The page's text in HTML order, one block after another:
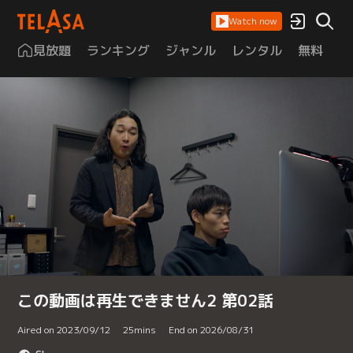
Watch now
見放題 ランキング ジャンル レンタル 無料
この動画は再生できません2 第02話
Aired on 2023/09/12 25mins End on 2026/08/31